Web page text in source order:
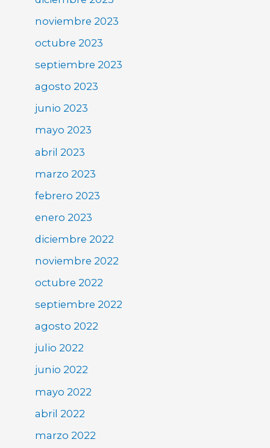
noviembre 2023
octubre 2023
septiembre 2023
agosto 2023
junio 2023
mayo 2023
abril 2023
marzo 2023
febrero 2023
enero 2023
diciembre 2022
noviembre 2022
octubre 2022
septiembre 2022
agosto 2022
julio 2022
junio 2022
mayo 2022
abril 2022
marzo 2022